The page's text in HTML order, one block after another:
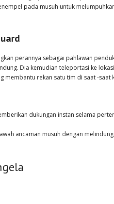
pada musuh untuk
perannya sebagai pahlawan
Dia kemudian teleportasi ke
membantu rekan satu tim di saat -saat
dukungan instan selama
ancaman musuh dengan